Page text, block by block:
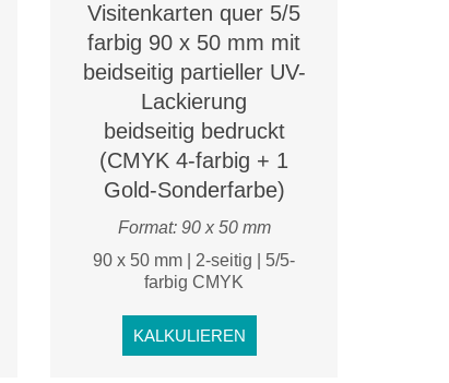
Visitenkarten quer 5/5
farbig 90 x 50 mm mit
beidseitig partieller UV-
Lackierung
beidseitig bedruckt
(CMYK 4-farbig + 1
Gold-Sonderfarbe)
Format: 90 x 50 mm
90 x 50 mm | 2-seitig | 5/5-
farbig CMYK
KALKULIEREN